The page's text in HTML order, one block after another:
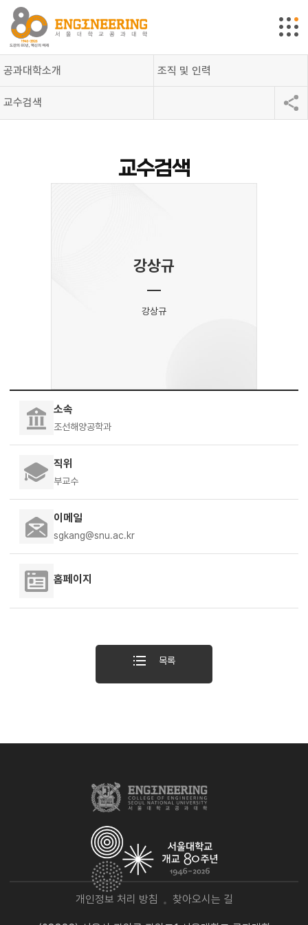
공과대학소개 조직 및 인력
교수검색
교수검색
강상규
강상규
소속
조선해양공학과
직위
부교수
이메일
sgkang@snu.ac.kr
홈페이지
목록
개인정보 처리 방침 찾아오시는 길